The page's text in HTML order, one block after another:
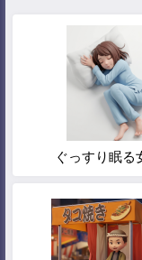
ぐっすり眠る